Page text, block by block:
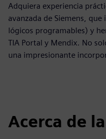
Adquiera experiencia
avanzada de Siemens,
lógicos programables) y
TIA Portal y Mendix. No
una impresionante
Acerca de